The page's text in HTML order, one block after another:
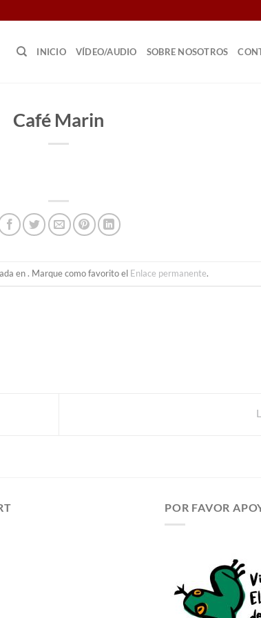
INICIO VÍDEO/AUDIO SOBRE NOSOTROS
Café Marin
en . Marque como favorito el Enlace permanente.
POR FAVOR